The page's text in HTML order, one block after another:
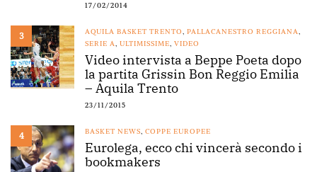
17/02/2014
3 AQUILA BASKET TRENTO, PALLACANESTRO REGGIANA,
SERIE A, ULTIMISSIME, VIDEO
Video intervista a Beppe Poeta dopo
la partita Grissin Bon Reggio Emilia
– Aquila Trento
23/11/2015
4 BASKET NEWS, COPPE EUROPEE
Eurolega, ecco chi vincerà secondo i
bookmakers